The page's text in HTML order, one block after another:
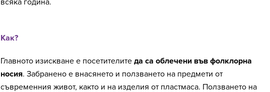
всяка година.
Как?
Главното изискване е посетителите да са облечени във фолклорна
носия. Забранено е внасянето и ползването на предмети от
съвременния живот, както и на изделия от пластмаса. Ползването на